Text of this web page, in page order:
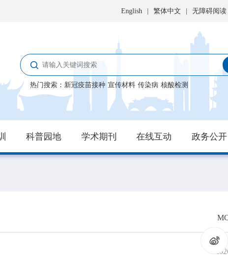
English | 繁体中文 | 无障碍阅读
热门搜索 ： 新冠疫苗接种 宣传材料 传染病 核酸检测
科普园地 学术期刊 在线互动 政务公开